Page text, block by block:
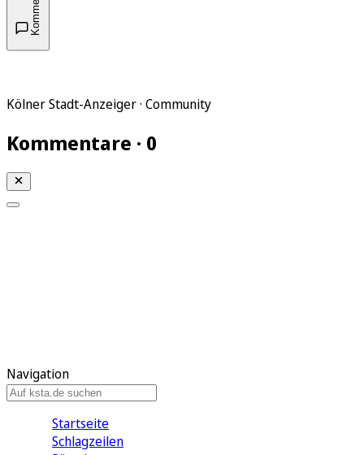
Kölner Stadt-Anzeiger · Community
Kommentare · 0
Navigation
Startseite
Schlagzeilen